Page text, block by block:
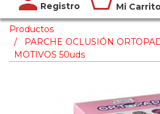
Registro
Mi
Productos
PARCHE OCLUSIÓN
MOTIVOS 50uds